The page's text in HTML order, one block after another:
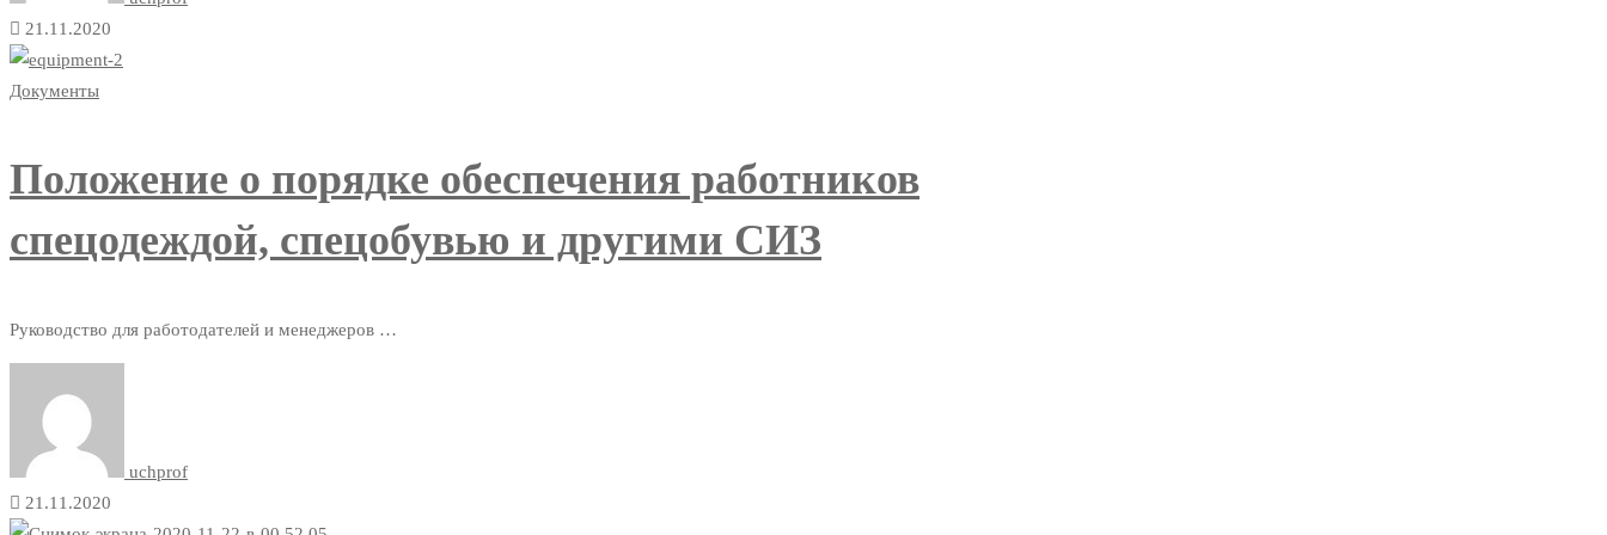
21.11.2020
Документы
Положение о порядке обеспечения работников
спецодеждой, спецобувью и другими СИЗ
Руководство для работодателей и менеджеров …
uchprof
21.11.2020